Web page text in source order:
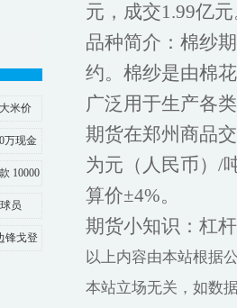
米价
万现金
10000
员
锋戈登
元，成交1.99亿
品种简介：棉纱
约。棉纱是由棉
广泛用于生产各
期货在郑州商品
为元（人民币）/
算价±4%。
期货小知识：杠
以上内容由本站根据
本站立场无关，如数